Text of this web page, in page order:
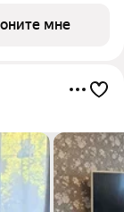
Высота
мне